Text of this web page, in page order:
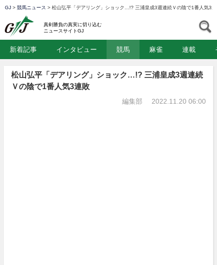
GJ > 競馬ニュース > 松山弘平「デアリング」ショック…!? 三浦皇成3週連続Ｖの陰で1番人気3
真剣勝負の真実に切り込む
ニュースサイトGJ
新着記事 インタビュー 競馬 麻雀 連載
松山弘平「デアリング」ショック…!? 三浦皇成3週連続
Ｖの陰で1番人気3連敗
編集部 2022.11.20 06:00